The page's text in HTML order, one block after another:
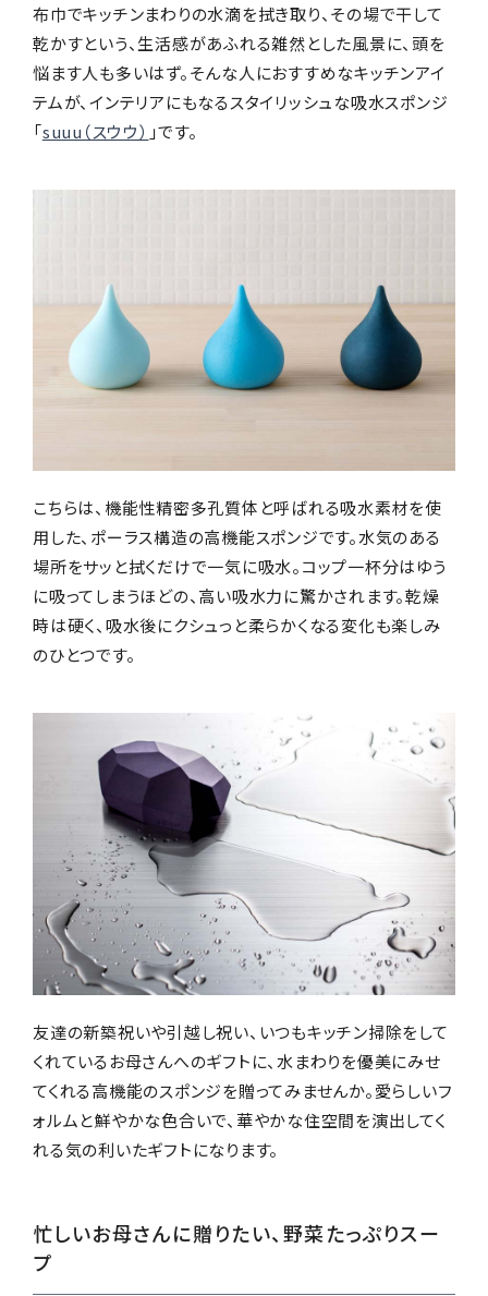
布巾でキッチンまわりの水滴を拭き取り、その場で干して
乾かすという、生活感があふれる雑然とした風景に、頭を
悩ます人も多いはず。そんな人におすすめなキッチンアイ
テムが、インテリアにもなるスタイリッシュな吸水スポンジ
「suuu（スウウ） 」です。
こちらは、機能性精密多孔質体と呼ばれる吸水素材を使
用した、ポーラス構造の高機能スポンジです。水気のある
場所をサッと拭くだけで一気に吸水。コップ一杯分はゆう
に吸ってしまうほどの、高い吸水力に驚かされます。乾燥
時は硬く、吸水後にクシュっと柔らかくなる変化も楽しみ
のひとつです。
友達の新築祝いや引越し祝い、いつもキッチン掃除をして
くれているお母さんへのギフトに、水まわりを優美にみせ
てくれる高機能のスポンジを贈ってみませんか。愛らしいフ
ォルムと鮮やかな色合いで、華やかな住空間を演出してく
れる気の利いたギフトになります。
忙しいお母さんに贈りたい、野菜たっぷりスー
プ